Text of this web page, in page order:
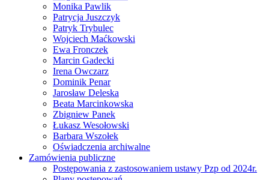
Monika Pawlik
Patrycja Juszczyk
Patryk Trybulec
Wojciech Maćkowski
Ewa Fronczek
Marcin Gadecki
Irena Owczarz
Dominik Penar
Jarosław Deleska
Beata Marcinkowska
Zbigniew Panek
Łukasz Wesołowski
Barbara Wszołek
Oświadczenia archiwalne
Zamówienia publiczne
Postępowania z zastosowaniem ustawy Pzp od 2024r.